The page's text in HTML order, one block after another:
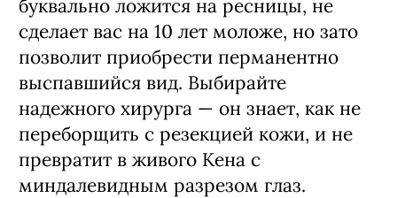
буквально ложится на ресницы, не
сделает вас на 10 лет моложе, но зато
позволит приобрести перманентно
выспавшийся вид. Выбирайте
надежного хирурга — он знает, как не
переборщить с резекцией кожи, и не
превратит в живого Кена с
миндалевидным разрезом глаз.